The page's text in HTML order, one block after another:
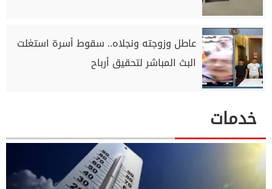
عاطل وزوجته ونجلاه.. سقوط أسرة استغلت
البث المباشر لتحقيق أرباح
خدمات